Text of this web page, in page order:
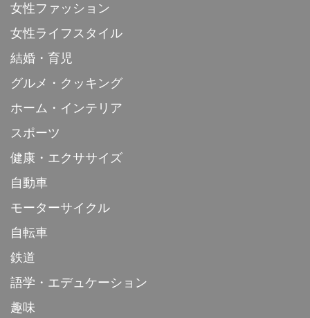
女性ファッション
女性ライフスタイル
結婚・育児
グルメ・クッキング
ホーム・インテリア
スポーツ
健康・エクササイズ
自動車
モーターサイクル
自転車
鉄道
語学・エデュケーション
趣味